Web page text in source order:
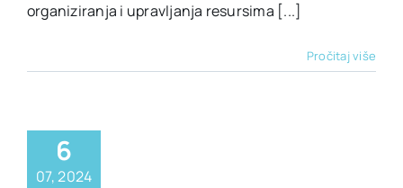
organiziranja i upravljanja resursima [...]
Pročitaj više
6
07, 2024